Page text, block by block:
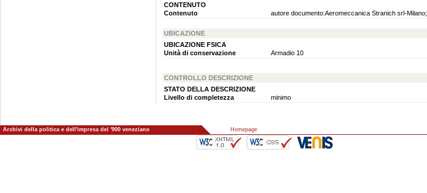
CONTENUTO
Contenuto
autore documento:Aeromeccanica Stranich srl-Milano;
UBICAZIONE
UBICAZIONE FSICA
Unità di conservazione
Armadio 10
CONTROLLO DESCRIZIONE
STATO DELLA DESCRIZIONE
Livello di completezza
minimo
Archivi della politica e dell'impresa del '900 veneziano Homepage